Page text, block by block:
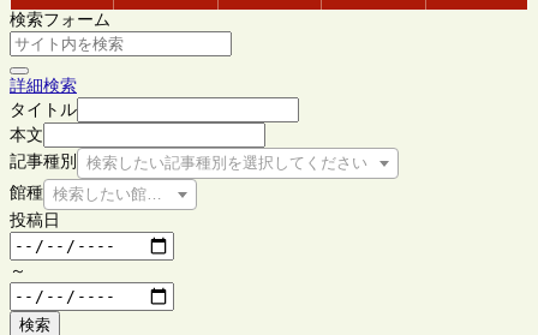
検索フォーム
詳細検索
タイトル
本文
記事種別
検索したい記事種別を選択してください
館種 検索したい館種を選択してください
投稿日
～
検索